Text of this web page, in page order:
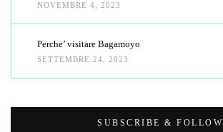
NOVEMBRE 4, 2023
Perche’ visitare Bagamoyo
SETTEMBRE 24, 2023
SUBSCRIBE & FOLLOW